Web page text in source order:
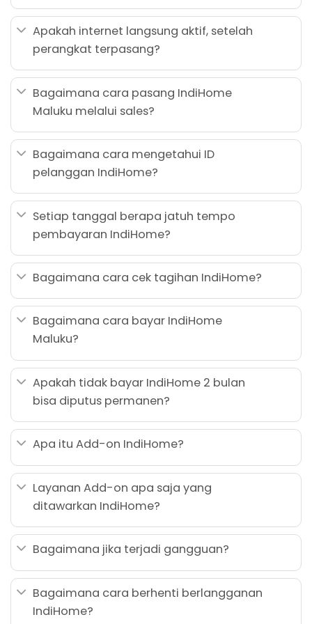
Apakah internet langsung aktif, setelah
perangkat terpasang?
Bagaimana cara pasang IndiHome
Maluku melalui sales?
Bagaimana cara mengetahui ID
pelanggan IndiHome?
Setiap tanggal berapa jatuh tempo
pembayaran IndiHome?
Bagaimana cara cek tagihan IndiHome?
Bagaimana cara bayar IndiHome
Maluku?
Apakah tidak bayar IndiHome 2 bulan
bisa diputus permanen?
Apa itu Add-on IndiHome?
Layanan Add-on apa saja yang
ditawarkan IndiHome?
Bagaimana jika terjadi gangguan?
Bagaimana cara berhenti berlangganan
IndiHome?